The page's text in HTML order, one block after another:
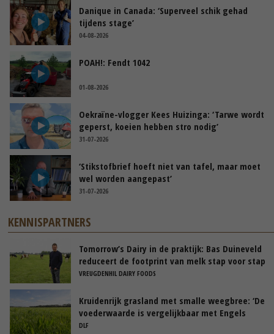
Danique in Canada: ‘Superveel schik gehad
tijdens stage’
04-08-2026
POAH!: Fendt 1042
01-08-2026
Oekraïne-vlogger Kees Huizinga: ‘Tarwe wordt
geperst, koeien hebben stro nodig’
31-07-2026
‘Stikstofbrief hoeft niet van tafel, maar moet
wel worden aangepast’
31-07-2026
KENNISPARTNERS
Tomorrow’s Dairy in de praktijk: Bas Duineveld
reduceert de footprint van melk stap voor stap
VREUGDENHIL DAIRY FOODS
Kruidenrijk grasland met smalle weegbree: ‘De
voederwaarde is vergelijkbaar met Engels
raaigras’
DLF